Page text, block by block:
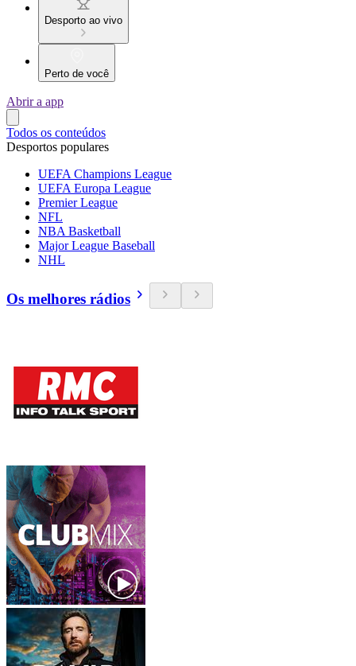
Desporto ao vivo
Perto de você
Abrir a app
Todos os conteúdos
Desportos populares
UEFA Champions League
UEFA Europa League
Premier League
NFL
NBA Basketball
Major League Baseball
NHL
Os melhores rádios